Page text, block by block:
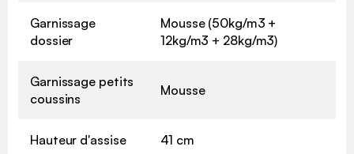
Garnissage
dossier
Mousse (50kg/m3 +
12kg/m3 + 28kg/m3)
Garnissage petits
coussins
Mousse
Hauteur d'assise 41 cm